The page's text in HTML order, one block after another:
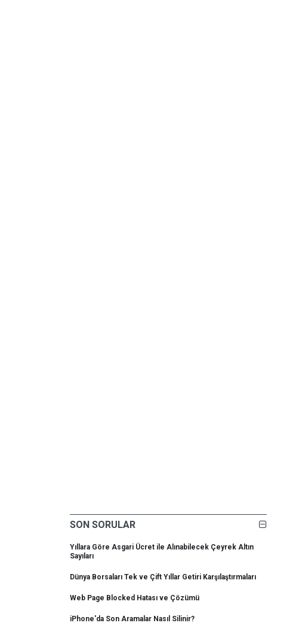
SON SORULAR
Yıllara Göre Asgari Ücret ile Alınabilecek Çeyrek Altın
Sayıları
Dünya Borsaları Tek ve Çift Yıllar Getiri Karşılaştırmaları
Web Page Blocked Hatası ve Çözümü
iPhone'da Son Aramalar Nasıl Silinir?